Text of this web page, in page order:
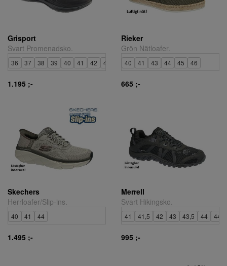
Grisport
Svart Promenadsko.
36 37 38 39 40 41 42 43 45 46 47
1.195 ;-
Rieker
Grön Nätloafer.
40 41 43 44 45 46
665 ;-
Skechers
Herrloafer/Slip-ins.
40 41 44
1.495 ;-
Merrell
Svart Hikingsko.
41 41,5 42 43 43,5 44 44,5
995 ;-